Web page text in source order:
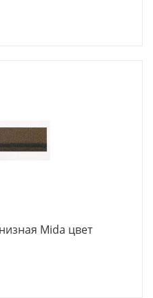
Mida цвет